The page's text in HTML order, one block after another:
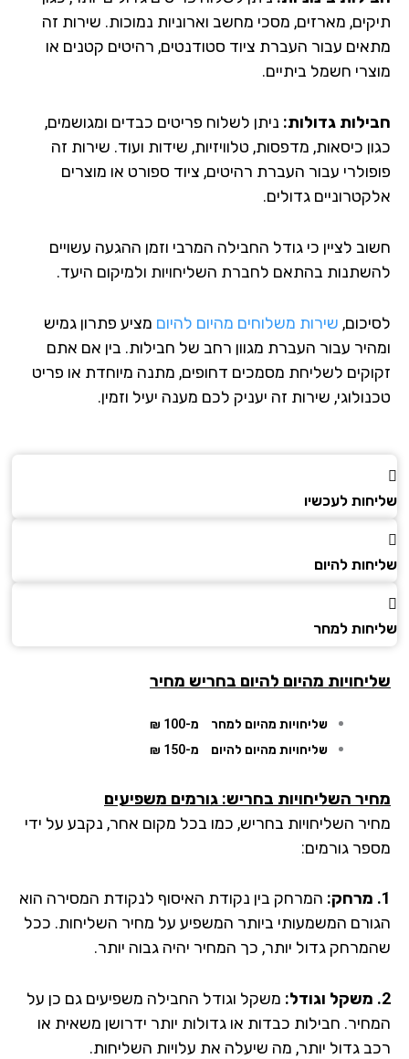
מארזים, מסכי מחשב וארוניות נמוכות. שירות זה
עבור העברת ציוד סטודנטים, רהיטים קטנים או
חשמל ביתיים.
גדולות:ניתן לשלוח פריטים כבדים ומגושמים,
כיסאות, מדפסות, טלוויזיות, שידות ועוד. שירות זה
עבור העברת רהיטים, ציוד ספורט או מוצרים
גדולים.
לציין כי גודל החבילה המרבי וזמן ההגעה עשויים
בהתאם לחברת השליחויות ולמיקום היעד.
שירות משלוחים מהיום להיוםמציע פתרון גמיש
עבור העברת מגוון רחב של חבילות. בין אם אתם
לשליחת מסמכים דחופים, מתנה מיוחדת או פריט
שירות זה יעניק לכם מענה יעיל וזמין.
לעכשיו
להיום
למחר
מהיום להיום בחריש מחיר
שליחויות מהיום למחר
מ-100 ₪
שליחויות מהיום להיום
מ-150 ₪
השליחויות בחריש: גורמים משפיעים
השליחויות בחריש, כמו בכל מקום אחר, נקבע על ידי
גורמים:
המרחק בין נקודת האיסוף לנקודת המסירה הוא
המשמעותי ביותר המשפיע על מחיר השליחות. ככל
גדול יותר, כך המחיר יהיה גבוה יותר.
משקל וגודל החבילה משפיעים גם כן על
חבילות כבדות או גדולות יותר ידרושן משאית או
גדול יותר, מה שיעלה את עלויות השליחות.